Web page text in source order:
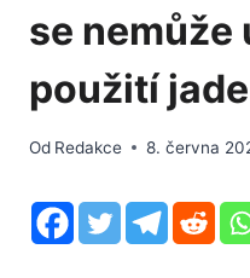
se nemůže
použití
Od Redakce 8. června